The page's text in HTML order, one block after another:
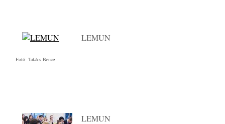
LEMUN
Fotó: Takács Bence
LEMUN